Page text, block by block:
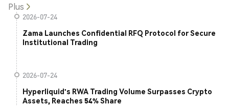
Plus
2026-07-24
Zama Launches Confidential RFQ Protocol for Secure
Institutional Trading
2026-07-24
Hyperliquid's RWA Trading Volume Surpasses Crypto
Assets, Reaches 54% Share